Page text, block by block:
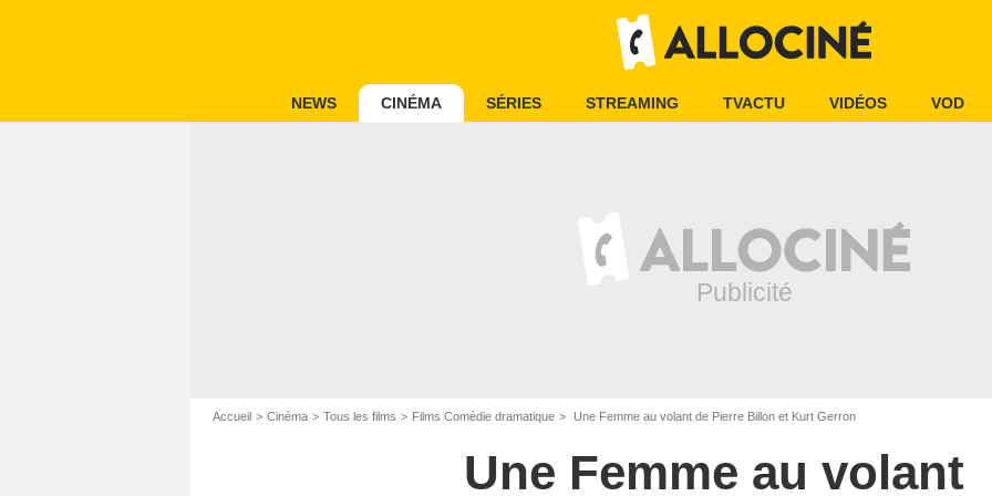
NEWS CINÉMA SÉRIES STREAMING TVACTU VIDÉOS VOD
Accueil Cinéma Tous les films Films Comédie dramatique Une Femme au volant de Pierre Billon et Kurt Gerron
Une Femme au volant